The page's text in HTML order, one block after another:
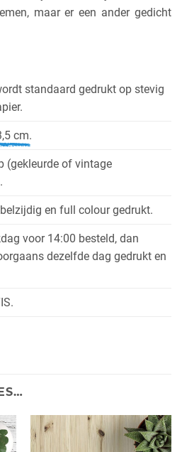
maar er een ander gedicht
standaard gedrukt op stevig
cm.
(gekleurde of vintage
en full colour gedrukt.
voor 14:00 besteld, dan
dezelfde dag gedrukt en